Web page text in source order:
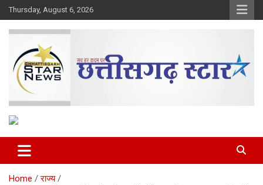
Skip
to
content
Thursday, August 6, 2026
Chhattisgarh Star
Home
राज्य